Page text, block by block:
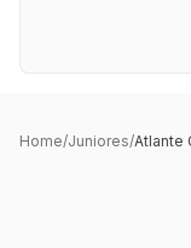
Home/Juniores/Atlante